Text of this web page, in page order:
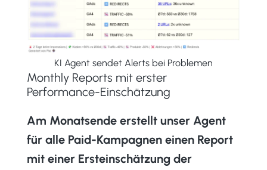
KI Agent sendet Alerts bei Problemen
Monthly Reports mit erster
Performance-Einschätzung
Am Monatsende erstellt unser Agent
für alle Paid-Kampagnen einen Report
mit einer Ersteinschätzung der